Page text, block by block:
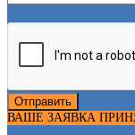
Отправить
ВАШЕ ЗАЯВКА